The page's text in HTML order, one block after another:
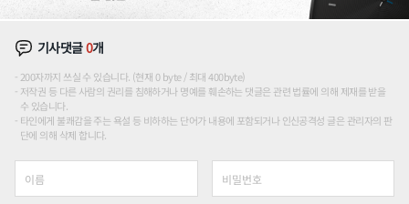
기사댓글0개
200자까지 쓰실 수 있습니다. (현재 0 byte / 최대 400byte)
저작권 등 다른 사람의 권리를 침해하거나 명예를 훼손하는 댓글은 관련 법률에 의해 제재를 받을
수 있습니다.
타인에게 불쾌감을 주는 욕설 등 비하하는 단어가 내용에 포함되거나 인신공격성 글은 관리자의 판
단에 의해 삭제 합니다.